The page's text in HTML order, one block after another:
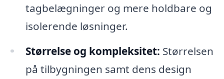
tagbelægninger og mere holdbare og
isolerende løsninger.
Størrelse og kompleksitet: Størrelsen
på tilbygningen samt dens design